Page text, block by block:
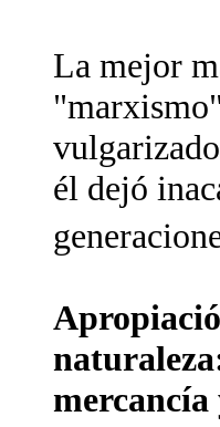
La mejor
él dejó
mercancía